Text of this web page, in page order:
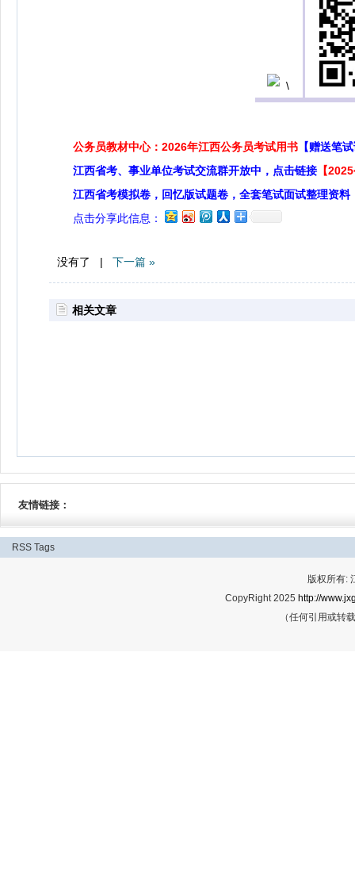
公务员教材中心：2026年江西公务员考试用书 【赠送笔
江西省考、事业单位考试交流群开放中，点击链接 【
江西省考模拟卷，回忆版试题卷，全套笔试面试整理资料
点击分享此信息：
没有了 | 下一篇 »
相关文章
友情链接：
RSS Tags
版权所有:
CopyRight 2025 http://
（任何引用或转